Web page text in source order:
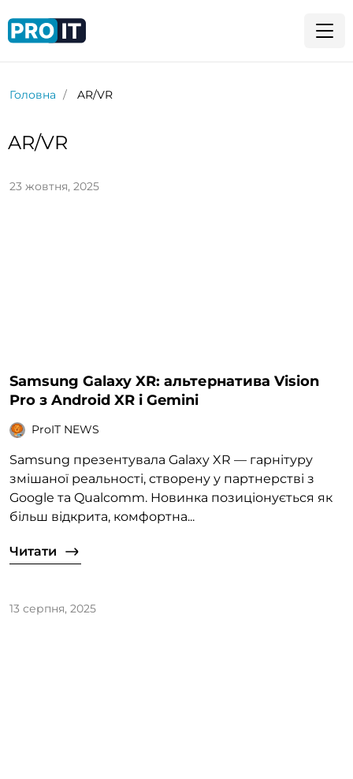
Головна AR/VR
AR/VR
23 жовтня, 2025
Samsung Galaxy XR: альтернатива Vision
Pro з Android XR і Gemini
ProIT NEWS
Samsung презентувала Galaxy XR — гарнітуру
змішаної реальності, створену у партнерстві з
Google та Qualcomm. Новинка позиціонується як
більш відкрита, комфортна...
Читати
13 серпня, 2025